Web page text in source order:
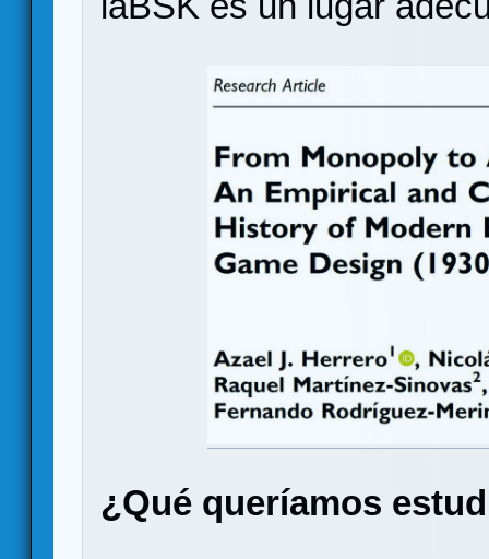
¿Qué queríamos